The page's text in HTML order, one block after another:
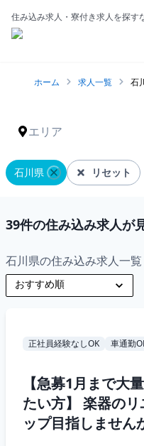
住み込み求人・寮付き求人を探す
ホーム 求人一覧 石
エリア
石川県 リセット
39件の住み込み求人が
石川県の住み込み求人一覧
正社員経験なしOK 車通勤
【急募1月まで大
たい方】 楽器の
ップ目指しません